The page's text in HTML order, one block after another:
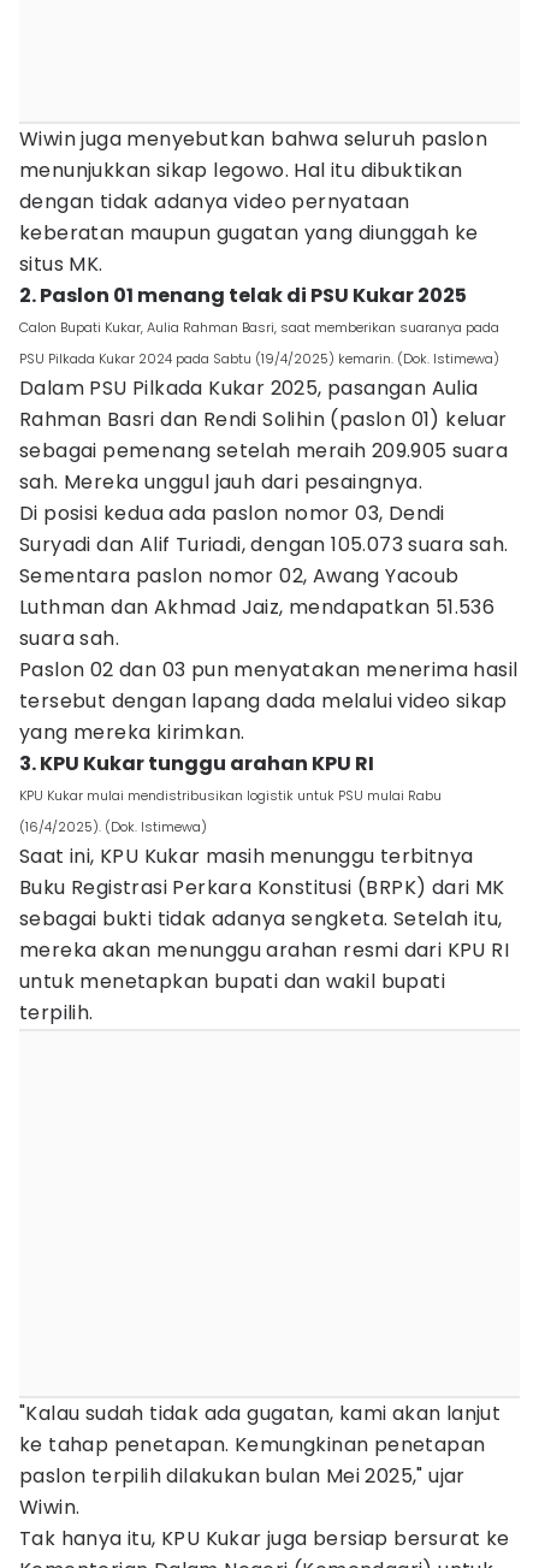
Wiwin juga menyebutkan bahwa seluruh paslon
menunjukkan sikap legowo. Hal itu dibuktikan
dengan tidak adanya video pernyataan
keberatan maupun gugatan yang diunggah ke
situs MK.
2. Paslon 01 menang telak di PSU Kukar 2025
Calon Bupati Kukar, Aulia Rahman Basri, saat memberikan suaranya pada
PSU Pilkada Kukar 2024 pada Sabtu (19/4/2025) kemarin. (Dok. Istimewa)
Dalam PSU Pilkada Kukar 2025, pasangan Aulia
Rahman Basri dan Rendi Solihin (paslon 01) keluar
sebagai pemenang setelah meraih 209.905 suara
sah. Mereka unggul jauh dari pesaingnya.
Di posisi kedua ada paslon nomor 03, Dendi
Suryadi dan Alif Turiadi, dengan 105.073 suara sah.
Sementara paslon nomor 02, Awang Yacoub
Luthman dan Akhmad Jaiz, mendapatkan 51.536
suara sah.
Paslon 02 dan 03 pun menyatakan menerima hasil
tersebut dengan lapang dada melalui video sikap
yang mereka kirimkan.
3. KPU Kukar tunggu arahan KPU RI
KPU Kukar mulai mendistribusikan logistik untuk PSU mulai Rabu
(16/4/2025). (Dok. Istimewa)
Saat ini, KPU Kukar masih menunggu terbitnya
Buku Registrasi Perkara Konstitusi (BRPK) dari MK
sebagai bukti tidak adanya sengketa. Setelah itu,
mereka akan menunggu arahan resmi dari KPU RI
untuk menetapkan bupati dan wakil bupati
terpilih.
"Kalau sudah tidak ada gugatan, kami akan lanjut
ke tahap penetapan. Kemungkinan penetapan
paslon terpilih dilakukan bulan Mei 2025," ujar
Wiwin.
Tak hanya itu, KPU Kukar juga bersiap bersurat ke